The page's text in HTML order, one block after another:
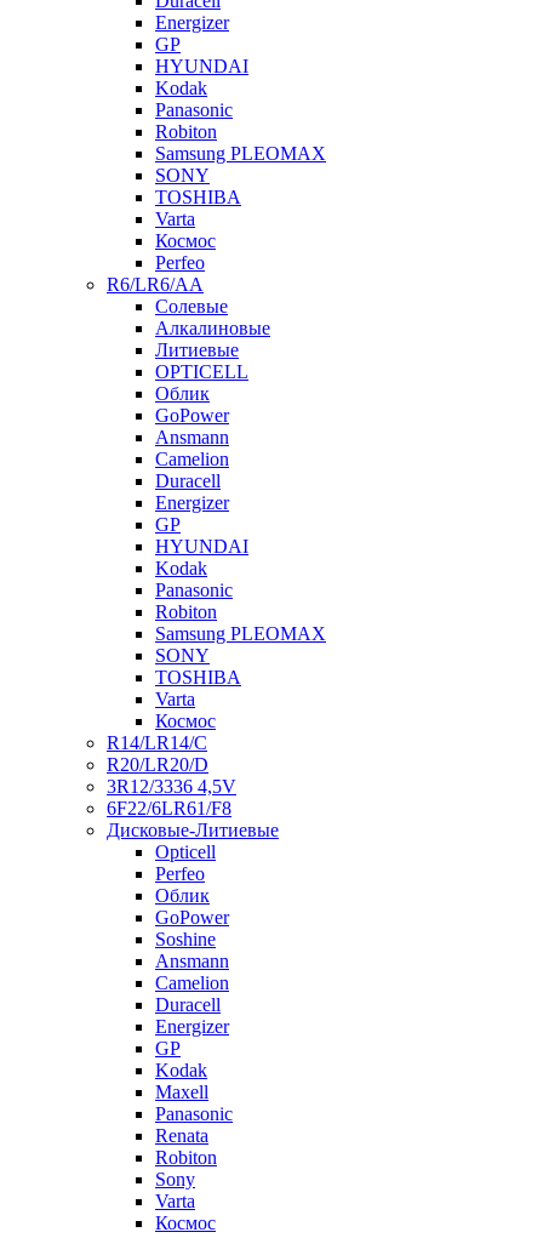
Energizer
GP
HYUNDAI
Kodak
Panasonic
Robiton
Samsung PLEOMAX
SONY
TOSHIBA
Varta
Космос
Perfeo
R6/LR6/AA
Солевые
Алкалиновые
Литиевые
OPTICELL
Облик
GoPower
Ansmann
Camelion
Duracell
Energizer
GP
HYUNDAI
Kodak
Panasonic
Robiton
Samsung PLEOMAX
SONY
TOSHIBA
Varta
Космос
R14/LR14/C
R20/LR20/D
3R12/3336 4,5V
6F22/6LR61/F8
Дисковые-Литиевые
Opticell
Perfeo
Облик
GoPower
Soshine
Ansmann
Camelion
Duracell
Energizer
GP
Kodak
Maxell
Panasonic
Renata
Robiton
Sony
Varta
Космос